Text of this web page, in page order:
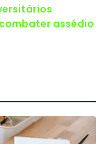
assédio